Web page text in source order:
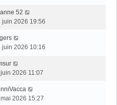
52
juin 2026 19:56
juin 2026 10:16
2026 11:07
2026 15:27